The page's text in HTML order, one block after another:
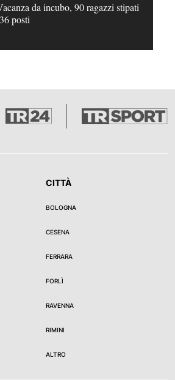
da incubo, 90 ragazzi stipati
posti
CITTÀ
BOLOGNA
CESENA
FERRARA
FORLÌ
RAVENNA
RIMINI
ALTRO